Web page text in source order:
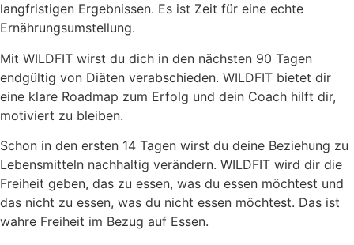
langfristigen Ergebnissen. Es ist Zeit für eine echte
Ernährungsumstellung.
Mit WILDFIT wirst du dich in den nächsten 90 Tagen
endgültig von Diäten verabschieden. WILDFIT bietet dir
eine klare Roadmap zum Erfolg und dein Coach hilft dir,
motiviert zu bleiben.
Schon in den ersten 14 Tagen wirst du deine Beziehung zu
Lebensmitteln nachhaltig verändern. WILDFIT wird dir die
Freiheit geben, das zu essen, was du essen möchtest und
das nicht zu essen, was du nicht essen möchtest. Das ist
wahre Freiheit im Bezug auf Essen.